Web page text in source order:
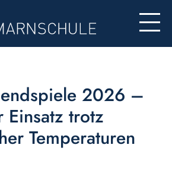
(LemaS)
der Ipads
2026 –
Einsatz trotz
Temperaturen